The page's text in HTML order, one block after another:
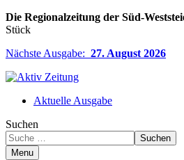
Die Regionalzeitung der Süd-
Stück
Nächste Ausgabe: 27. August 2026
Aktuelle Ausgabe
Suchen
Suchen
Menu